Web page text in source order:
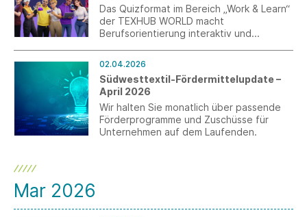
Das Quizformat im Bereich „Work & Learn“
der TEXHUB WORLD macht
Berufsorientierung interaktiv und
Bekleidungsindustrie.
02.04.2026
Südwesttextil-Fördermittelupdate –
April 2026
Wir halten Sie monatlich über passende
Förderprogramme und Zuschüsse für
Unternehmen auf dem Laufenden.
Mar 2026